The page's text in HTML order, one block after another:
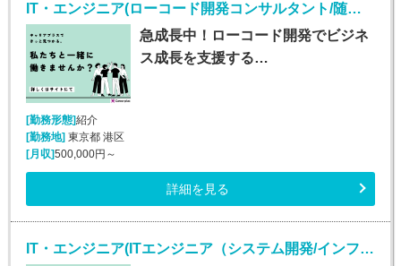
IT・エンジニア(ローコード開発コンサルタント/随時入社/正社員)
急成長中！ローコード開発でビジネ
ス成長を支援する…
[勤務形態]紹介
[勤務地]東京都 港区
[月収]500,000円～
詳細を見る
IT・エンジニア(ITエンジニア（システム開発/インフラ/Webエンジニア）)